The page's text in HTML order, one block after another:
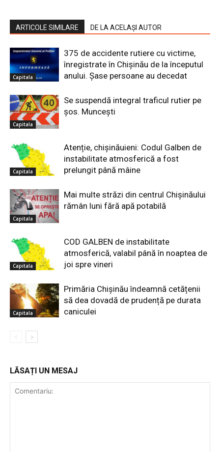
ARTICOLE SIMILARE DE LA ACELAȘI AUTOR
Capitala
375 de accidente rutiere cu victime,
înregistrate în Chișinău de la începutul
anului. Șase persoane au decedat
Capitala
Se suspendă integral traficul rutier pe
șos. Muncești
Capitala
Atenție, chișinăuieni: Codul Galben de
instabilitate atmosferică a fost
prelungit până mâine
Capitala
Mai multe străzi din centrul Chișinăului
rămân luni fără apă potabilă
Capitala
COD GALBEN de instabilitate
atmosferică, valabil până în noaptea de
joi spre vineri
Capitala
Primăria Chișinău îndeamnă cetățenii
să dea dovadă de prudență pe durata
caniculei
LĂSAȚI UN MESAJ